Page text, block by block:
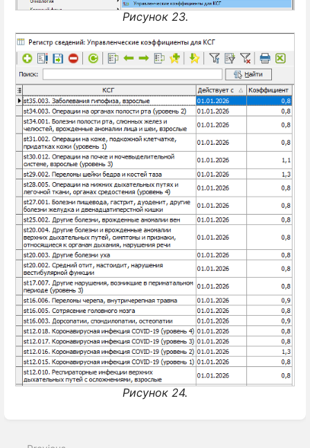
Рисунок 23.
Рисунок 24.